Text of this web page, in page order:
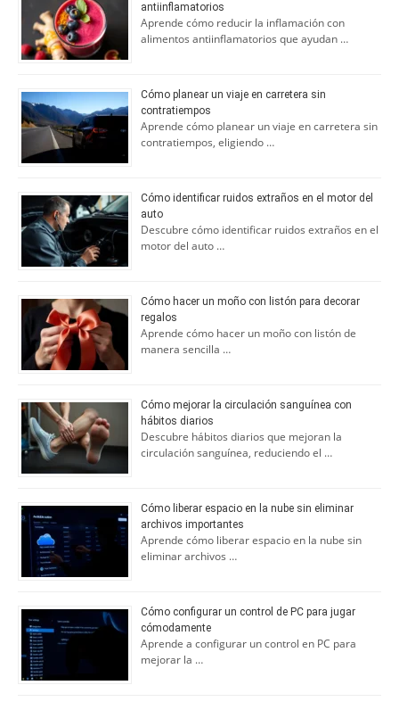
antiinflamatorios
Aprende cómo reducir la inflamación con
alimentos antiinflamatorios que ayudan …
Cómo planear un viaje en carretera sin
contratiempos
Aprende cómo planear un viaje en carretera sin
contratiempos, eligiendo …
Cómo identificar ruidos extraños en el motor del
auto
Descubre cómo identificar ruidos extraños en el
motor del auto …
Cómo hacer un moño con listón para decorar
regalos
Aprende cómo hacer un moño con listón de
manera sencilla …
Cómo mejorar la circulación sanguínea con
hábitos diarios
Descubre hábitos diarios que mejoran la
circulación sanguínea, reduciendo el …
Cómo liberar espacio en la nube sin eliminar
archivos importantes
Aprende cómo liberar espacio en la nube sin
eliminar archivos …
Cómo configurar un control de PC para jugar
cómodamente
Aprende a configurar un control en PC para
mejorar la …